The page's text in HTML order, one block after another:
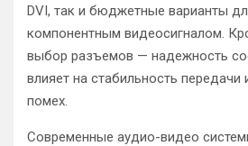
DVI, так и бюджетные варианты
компонентным видеосигналом.
выбор разъемов — надежность
влияет на стабильность
помех.
Современные аудио-видео